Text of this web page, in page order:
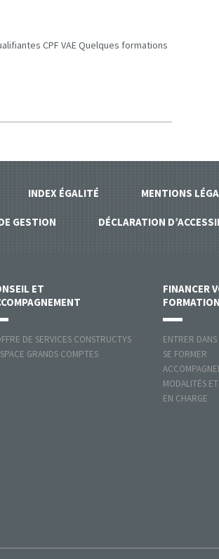
CPF VAE Quelques formations
INDEX ÉGALITÉ MENTIONS
GESTION DÉCLARATION
ET
DE SERVICES CONSTRUCTYS
GRANDS COMPTES
FINANCER
FORMATION
ENTRER
SE FORMER
MODALITÉS
EN CHARGE